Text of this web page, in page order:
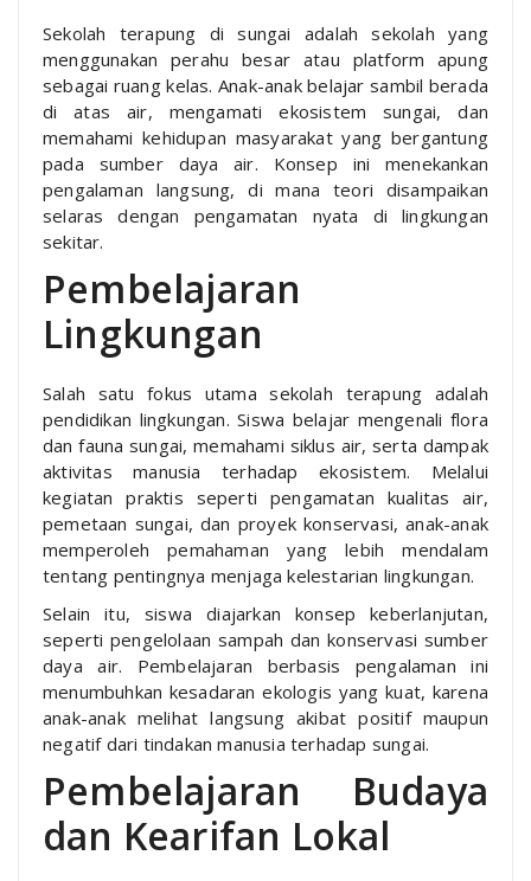
Sekolah terapung di sungai adalah sekolah yang
menggunakan perahu besar atau platform apung
sebagai ruang kelas. Anak-anak belajar sambil berada
di atas air, mengamati ekosistem sungai, dan
memahami kehidupan masyarakat yang bergantung
pada sumber daya air. Konsep ini menekankan
pengalaman langsung, di mana teori disampaikan
selaras dengan pengamatan nyata di lingkungan
sekitar.
Pembelajaran
Lingkungan
Salah satu fokus utama sekolah terapung adalah
pendidikan lingkungan. Siswa belajar mengenali flora
dan fauna sungai, memahami siklus air, serta dampak
aktivitas manusia terhadap ekosistem. Melalui
kegiatan praktis seperti pengamatan kualitas air,
pemetaan sungai, dan proyek konservasi, anak-anak
memperoleh pemahaman yang lebih mendalam
tentang pentingnya menjaga kelestarian lingkungan.
Selain itu, siswa diajarkan konsep keberlanjutan,
seperti pengelolaan sampah dan konservasi sumber
daya air. Pembelajaran berbasis pengalaman ini
menumbuhkan kesadaran ekologis yang kuat, karena
anak-anak melihat langsung akibat positif maupun
negatif dari tindakan manusia terhadap sungai.
Pembelajaran Budaya
dan Kearifan Lokal